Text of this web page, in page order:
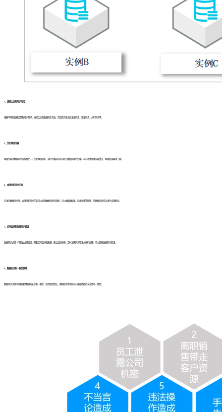
2、选择合适的同步方法
根据不同的数据类型和同步需求，选择合适的数据同步方法。常见的方法包括全量同步、增量同步、并行同步等。
3、优化网络传输
网络传输是数据同步的瓶颈之一。优化网络带宽、减少传输延迟可以提升数据同步的效率。可以考虑使用压缩算法、网络加速器等工具。
4、合理分配同步任务
在进行数据同步时，合理分配同步任务可以提高数据同步的效率。可以根据数据量、同步频率等因素，将数据同步任务进行合理划分。
5、实时监控和处理同步错误
数据同步过程中可能会出现错误，需要实时监控和处理。建立监控系统，及时发现同步错误并进行处理，可以避免数据同步延误。
6、数据安全和一致性保障
数据同步过程中需要确保数据的安全和一致性。使用加密算法、数据校验等手段可以保障数据的安全性和一致性。